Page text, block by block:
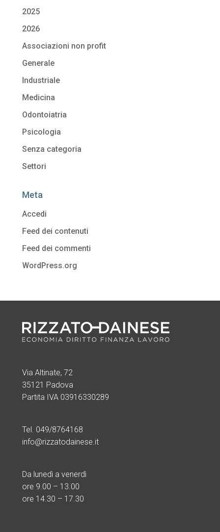
2025
2026
Associazioni non profit
Generale
Industriale
Medicina
Odontoiatria
Psicologia
Senza categoria
Settori
Meta
Accedi
Feed dei contenuti
Feed dei commenti
WordPress.org
Via Altinate, 72
35121 Padova
Partita IVA 03916330289
Tel. 049/8764168
info@rizzatodainese.it
Da lunedì a venerdì
ore 9.00 – 13.00
ore 14.30 – 17.30